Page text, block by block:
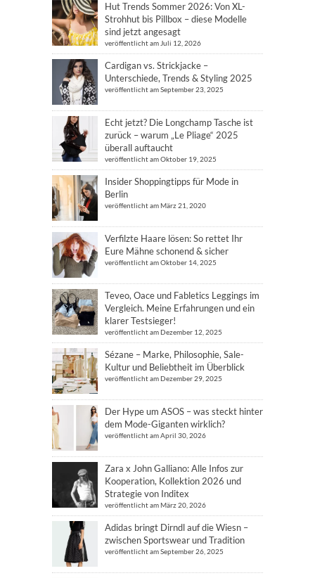
Hut Trends Sommer 2026: Von XL-
Strohhut bis Pillbox – diese Modelle
sind jetzt angesagt
veröffentlicht am Juli 12, 2026
Cardigan vs. Strickjacke –
Unterschiede, Trends & Styling 2025
veröffentlicht am September 23, 2025
Echt jetzt? Die Longchamp Tasche ist
zurück – warum „Le Pliage“ 2025
überall auftaucht
veröffentlicht am Oktober 19, 2025
Insider Shoppingtipps für Mode in
Berlin
veröffentlicht am März 21, 2020
Verfilzte Haare lösen: So rettet Ihr
Eure Mähne schonend & sicher
veröffentlicht am Oktober 14, 2025
Teveo, Oace und Fabletics Leggings im
Vergleich. Meine Erfahrungen und ein
klarer Testsieger!
veröffentlicht am Dezember 12, 2025
Sézane – Marke, Philosophie, Sale-
Kultur und Beliebtheit im Überblick
veröffentlicht am Dezember 29, 2025
Der Hype um ASOS – was steckt hinter
dem Mode-Giganten wirklich?
veröffentlicht am April 30, 2026
Zara x John Galliano: Alle Infos zur
Kooperation, Kollektion 2026 und
Strategie von Inditex
veröffentlicht am März 20, 2026
Adidas bringt Dirndl auf die Wiesn –
zwischen Sportswear und Tradition
veröffentlicht am September 26, 2025